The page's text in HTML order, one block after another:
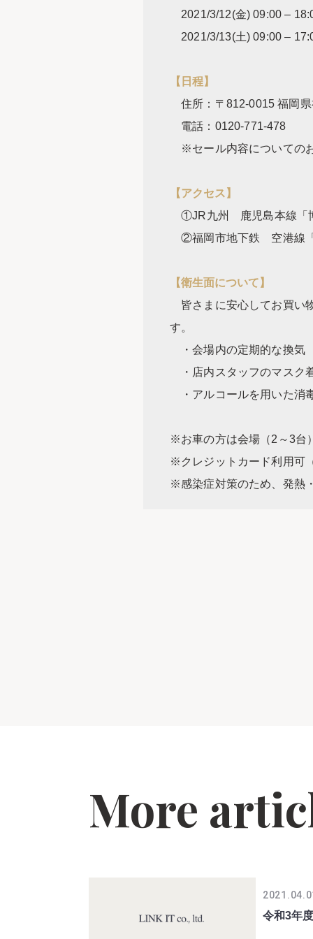
2021/3/12(金) 09:00 –
2021/3/13(土) 09:00 –
【日程】
住所：〒812-0015 福岡
電話：0120-771-478
※セール内容についての
【アクセス】
①JR九州 鹿児島本線「博
②福岡市地下鉄 空港線
【衛生面について】
皆さまに安心してお買い
す。
・会場内の定期的な換気
・店内スタッフのマスク
・アルコールを用いた消
※お車の方は会場（2～3台
※クレジットカード利用可
※感染症対策のため、発熱
More
令和3年